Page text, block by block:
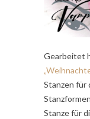
Gearbeitet
Stanzen für
Stanzformen
Stanze für